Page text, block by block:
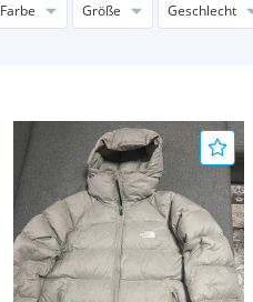
Farbe Größe
Geschlecht